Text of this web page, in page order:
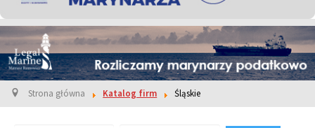
Strona główna Katalog firm Śląskie